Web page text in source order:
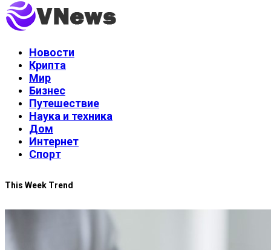
Новости
Крипта
Мир
Бизнес
Путешествие
Наука и техника
Дом
Интернет
Спорт
This Week Trend